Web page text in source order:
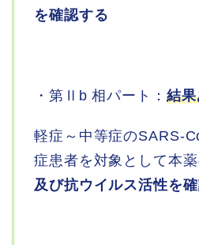
を確認する
・第Ⅱb 相パート： 結
軽症～中等症のSARS-
症患者を対象として本
及び抗ウイルス活性を